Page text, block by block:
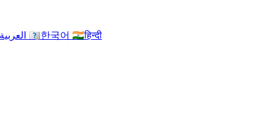
🇰🇷한국어 🇮🇳हिन्दी